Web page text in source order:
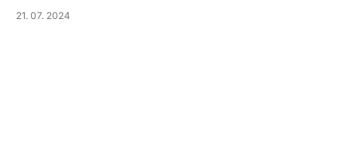
21. 07. 2024